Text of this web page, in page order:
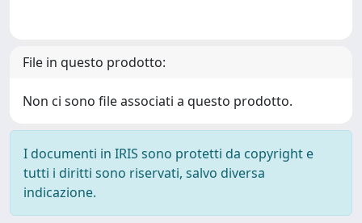
File in questo prodotto:
Non ci sono file associati a questo prodotto.
I documenti in IRIS sono protetti da copyright e
tutti i diritti sono riservati, salvo diversa
indicazione.